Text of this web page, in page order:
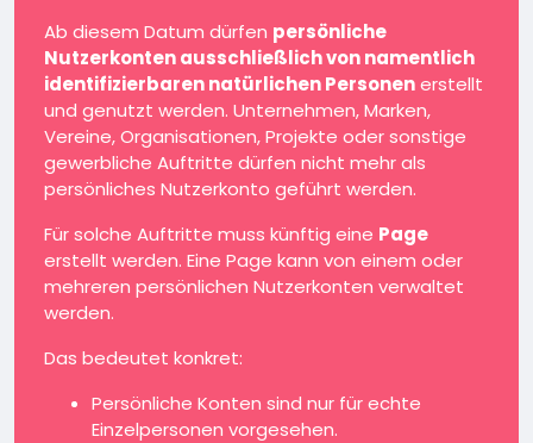
Ab diesem Datum dürfen persönliche
Nutzerkonten ausschließlich von namentlich
identifizierbaren natürlichen Personenerstellt
und genutzt werden. Unternehmen, Marken,
Vereine, Organisationen, Projekte oder sonstige
gewerbliche Auftritte dürfen nicht mehr als
persönliches Nutzerkonto geführt werden.
Für solche Auftritte muss künftig eine Page
erstellt werden. Eine Page kann von einem oder
mehreren persönlichen Nutzerkonten verwaltet
werden.
Das bedeutet konkret:
Persönliche Konten sind nur für echte
Einzelpersonen vorgesehen.